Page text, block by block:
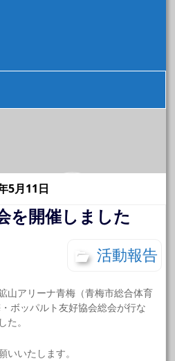
5月11日
を開催しました
活動報告
山アリーナ青梅（青梅市総合体育
ボッパルト友好協会総会が行な
。
いいたします。